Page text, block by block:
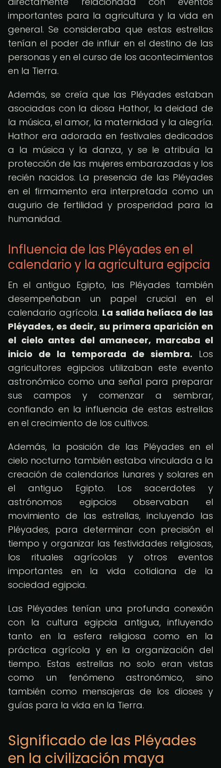
importantes para la agricultura y la vida en
general. Se consideraba que estas estrellas
tenían el poder de influir en el destino de las
personas y en el curso de los acontecimientos
en la Tierra.
Además, se creía que las Pléyades estaban
asociadas con la diosa Hathor, la deidad de
la música, el amor, la maternidad y la alegría.
Hathor era adorada en festivales dedicados
a la música y la danza, y se le atribuía la
protección de las mujeres embarazadas y los
recién nacidos. La presencia de las Pléyades
en el firmamento era interpretada como un
augurio de fertilidad y prosperidad para la
humanidad.
Influencia de las Pléyades en el
calendario y la agricultura egipcia
En el antiguo Egipto, las Pléyades también
desempeñaban un papel crucial en el
calendario agrícola. La salida helíaca de las
Pléyades, es decir, su primera aparición en
el cielo antes del amanecer, marcaba el
inicio de la temporada de siembra. Los
agricultores egipcios utilizaban este evento
astronómico como una señal para preparar
sus campos y comenzar a sembrar,
confiando en la influencia de estas estrellas
en el crecimiento de los cultivos.
Además, la posición de las Pléyades en el
cielo nocturno también estaba vinculada a la
creación de calendarios lunares y solares en
el antiguo Egipto. Los sacerdotes y
astrónomos egipcios observaban el
movimiento de las estrellas, incluyendo las
Pléyades, para determinar con precisión el
tiempo y organizar las festividades religiosas,
los rituales agrícolas y otros eventos
importantes en la vida cotidiana de la
sociedad egipcia.
Las Pléyades tenían una profunda conexión
con la cultura egipcia antigua, influyendo
tanto en la esfera religiosa como en la
práctica agrícola y en la organización del
tiempo. Estas estrellas no solo eran vistas
como un fenómeno astronómico, sino
también como mensajeras de los dioses y
guías para la vida en la Tierra.
Significado de las Pléyades
en la civilización maya